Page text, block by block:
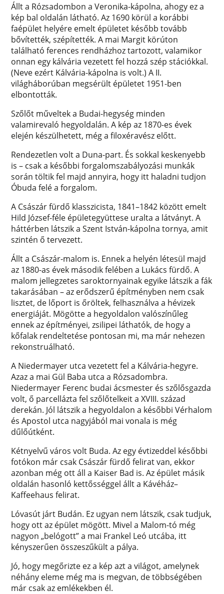
Állt a Rózsadombon a Veronika-kápolna, ahogy ez a
kép bal oldalán látható. Az 1690 körül a korábbi
faépület helyére emelt épületet később tovább
bővítették, szépítették. A mai Margit körúton
található ferences rendházhoz tartozott, valamikor
onnan egy kálvária vezetett fel hozzá szép stációkkal.
(Neve ezért Kálvária-kápolna is volt.) A II.
világháborúban megsérült épületet 1951-ben
elbontották.
Szőlőt műveltek a Budai-hegység minden
valamirevaló hegyoldalán. A kép az 1870-es évek
elején készülhetett, még a filoxéravész előtt.
Rendezetlen volt a Duna-part. És sokkal keskenyebb
is – csak a későbbi forgalomszabályozási munkák
során töltik fel majd annyira, hogy itt haladni tudjon
Óbuda felé a forgalom.
A Császár fürdő klasszicista, 1841–1842 között emelt
Hild József-féle épületegyüttese uralta a látványt. A
háttérben látszik a Szent István-kápolna tornya, amit
szintén ő tervezett.
Állt a Császár-malom is. Ennek a helyén létesül majd
az 1880-as évek második felében a Lukács fürdő. A
malom jellegzetes saroktornyainak egyike látszik a fák
takarásában – az erődszerű építményben nem csak
lisztet, de lőport is őröltek, felhasználva a hévizek
energiáját. Mögötte a hegyoldalon valószínűleg
ennek az építményei, zsilipei láthatók, de hogy a
kőfalak rendeltetése pontosan mi, ma már nehezen
rekonstruálható.
A Niedermayer utca vezetett fel a Kálvária-hegyre.
Azaz a mai Gül Baba utca a Rózsadombra.
Niedermayer Ferenc budai ácsmester és szőlősgazda
volt, ő parcellázta fel szőlőtelkeit a XVIII. század
derekán. Jól látszik a hegyoldalon a későbbi Vérhalom
és Apostol utca nagyjából mai vonala is még
dűlőútként.
Kétnyelvű város volt Buda. Az egy évtizeddel későbbi
fotókon már csak Császár fürdő felirat van, ekkor
azonban még ott áll a Kaiser Bad is. Az épület másik
oldalán hasonló kettősséggel állt a Kávéház–
Kaffeehaus felirat.
Lóvasút járt Budán. Ez ugyan nem látszik, csak tudjuk,
hogy ott az épület mögött. Mivel a Malom-tó még
nagyon „belógott” a mai Frankel Leó utcába, itt
kényszerűen összeszűkült a pálya.
Jó, hogy megőrizte ez a kép azt a világot, amelynek
néhány eleme még ma is megvan, de többségében
már csak az emlékekben él.